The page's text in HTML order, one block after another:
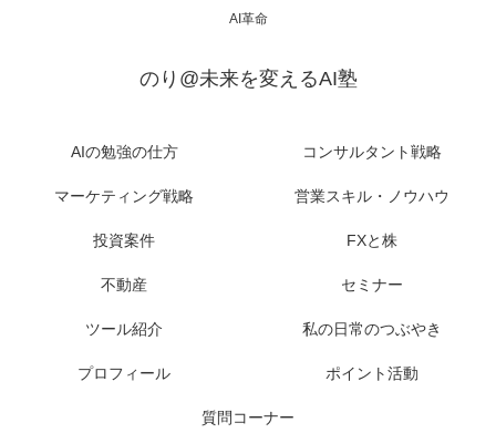
AI革命
のり@未来を変えるAI塾
AIの勉強の仕方 コンサルタント戦略
マーケティング戦略 営業スキル・ノウハウ
投資案件 FXと株
不動産 セミナー
ツール紹介 私の日常のつぶやき
プロフィール ポイント活動
質問コーナー